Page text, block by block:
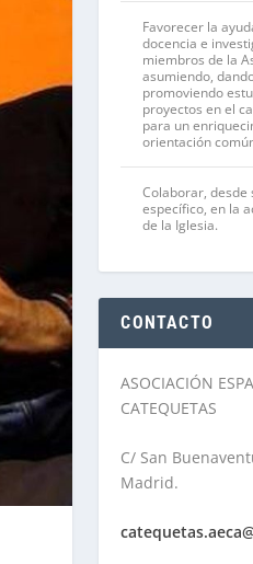
Favorecer la
docencia e
miembros de la
asumiendo,
promoviendo
proyectos en el
para un
orientación
Colaborar, desde
específico, en la
de la Iglesia.
CONTACTO
ASOCIACIÓN
CATEQUETAS
C/ San
Madrid.